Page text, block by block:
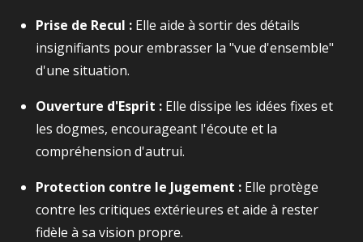
Prise de Recul : Elle aide à sortir des détails
insignifiants pour embrasser la "vue d'ensemble"
d'une situation.
Ouverture d'Esprit : Elle dissipe les idées fixes et
les dogmes, encourageant l'écoute et la
compréhension d'autrui.
Protection contre le Jugement : Elle protège
contre les critiques extérieures et aide à rester
fidèle à sa vision propre.